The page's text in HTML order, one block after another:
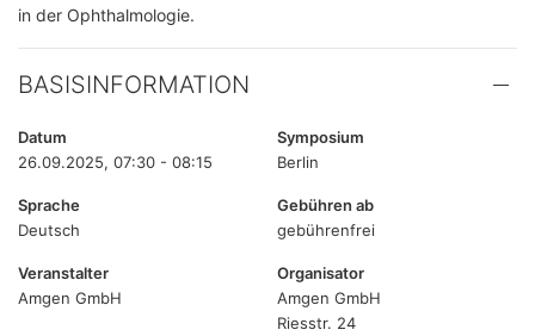
in der Ophthalmologie.
BASISINFORMATION
Datum
26.09.2025, 07:30 - 08:15
Symposium
Berlin
Sprache
Deutsch
Gebühren ab
gebührenfrei
Veranstalter
Amgen GmbH
Organisator
Amgen GmbH
Riesstr. 24